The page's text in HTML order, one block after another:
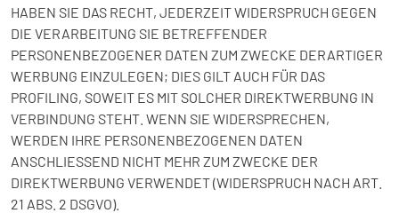
HABEN SIE DAS RECHT, JEDERZEIT WIDERSPRUCH GEGEN
DIE VERARBEITUNG SIE BETREFFENDER
PERSONENBEZOGENER DATEN ZUM ZWECKE DERARTIGER
WERBUNG EINZULEGEN; DIES GILT AUCH FÜR DAS
PROFILING, SOWEIT ES MIT SOLCHER DIREKTWERBUNG IN
VERBINDUNG STEHT. WENN SIE WIDERSPRECHEN,
WERDEN IHRE PERSONENBEZOGENEN DATEN
ANSCHLIESSEND NICHT MEHR ZUM ZWECKE DER
DIREKTWERBUNG VERWENDET (WIDERSPRUCH NACH ART.
21 ABS. 2 DSGVO).